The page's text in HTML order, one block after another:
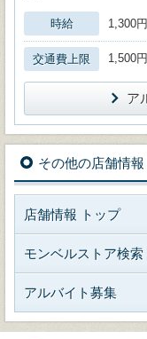
時給 1,300円
交通費上限 1,500
ア
その他の店舗情報
店舗情報 トップ
モンベルストア検索
アルバイト募集